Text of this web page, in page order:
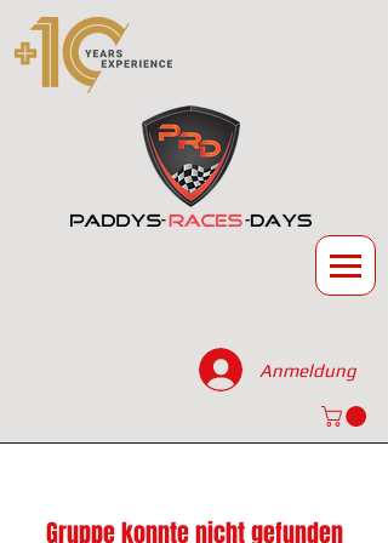
Anmeldung
Gruppe konnte nicht gefunden